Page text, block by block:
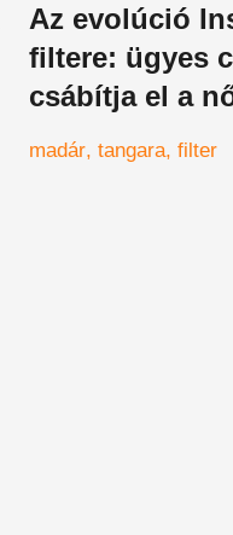
Az evolúció
filtere: ügyes
csábítja el a
ez a madárfaj
madár tangara filter